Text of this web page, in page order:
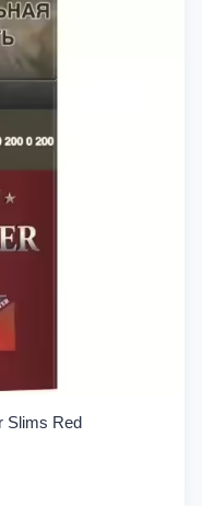
Slims Red